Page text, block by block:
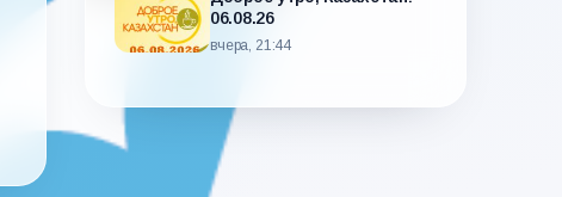
06.08.26
вчера, 21:44